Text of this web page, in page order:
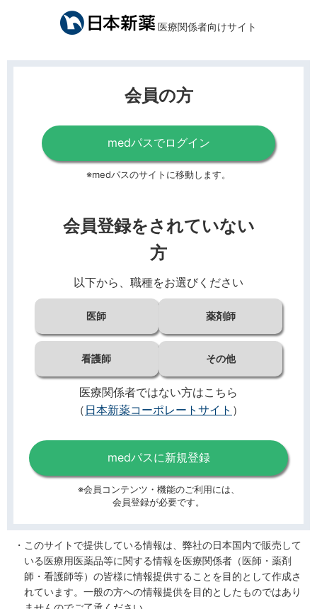
医療関係者向けサイト
会員の方
medパスでログイン
※medパスのサイトに移動します。
会員登録をされていない
方
以下から、職種をお選びください
医師 薬剤師
看護師 その他
医療関係者ではない方はこちら
（ 日本新薬コーポレートサイト ）
medパスに新規登録
※会員コンテンツ・機能のご利用には、
会員登録が必要です。
このサイトで提供している情報は、弊社の日本国内で販売して
いる医療用医薬品等に関する情報を医療関係者（医師・薬剤
師・看護師等）の皆様に情報提供することを目的として作成さ
れています。一般の方への情報提供を目的としたものではあり